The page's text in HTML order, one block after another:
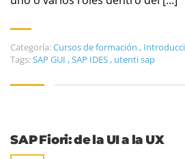
Categoría:Cursos de formación ,
Tags:SAP GUI ,SAP IDES , utenti sap
SAP Fiori: de la UI a la UX